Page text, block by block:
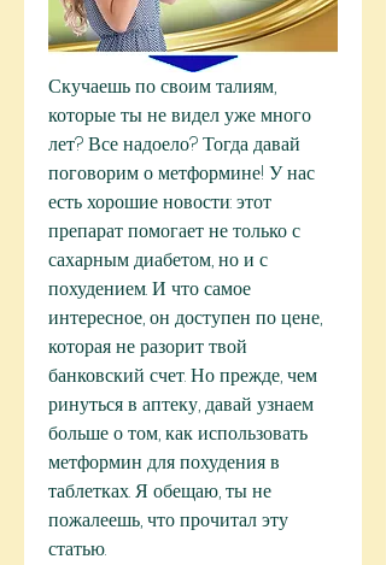
Скучаешь по своим талиям,
которые ты не видел уже много
лет? Все надоело? Тогда давай
поговорим о метформине! У нас
есть хорошие новости: этот
препарат помогает не только с
сахарным диабетом, но и с
похудением. И что самое
интересное, он доступен по цене,
которая не разорит твой
банковский счет. Но прежде, чем
ринуться в аптеку, давай узнаем
больше о том, как использовать
метформин для похудения в
таблетках. Я обещаю, ты не
пожалеешь, что прочитал эту
статью.